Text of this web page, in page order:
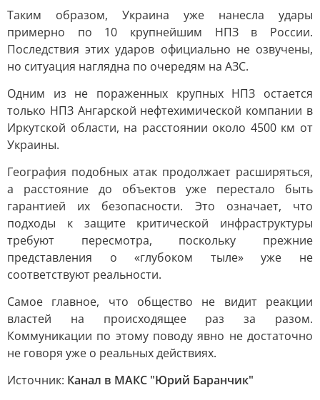
Таким образом, Украина уже нанесла удары
примерно по 10 крупнейшим НПЗ в России.
Последствия этих ударов официально не озвучены,
но ситуация наглядна по очередям на АЗС.
Одним из не пораженных крупных НПЗ остается
только НПЗ Ангарской нефтехимической компании в
Иркутской области, на расстоянии около 4500 км от
Украины.
География подобных атак продолжает расширяться,
а расстояние до объектов уже перестало быть
гарантией их безопасности. Это означает, что
подходы к защите критической инфраструктуры
требуют пересмотра, поскольку прежние
представления о «глубоком тыле» уже не
соответствуют реальности.
Самое главное, что общество не видит реакции
властей на происходящее раз за разом.
Коммуникации по этому поводу явно не достаточно
не говоря уже о реальных действиях.
Источник: Канал в МАКС "Юрий Баранчик"